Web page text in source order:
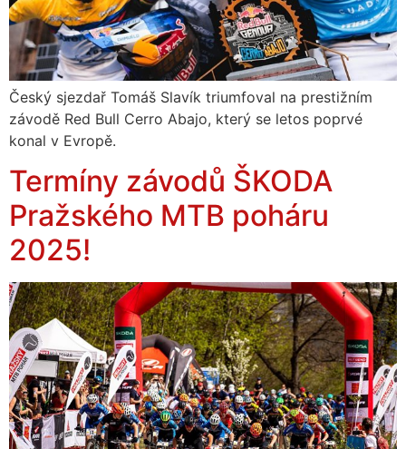
Český sjezdař Tomáš Slavík triumfoval na prestižním
závodě Red Bull Cerro Abajo, který se letos poprvé
konal v Evropě.
Termíny závodů ŠKODA
Pražského MTB poháru
2025!